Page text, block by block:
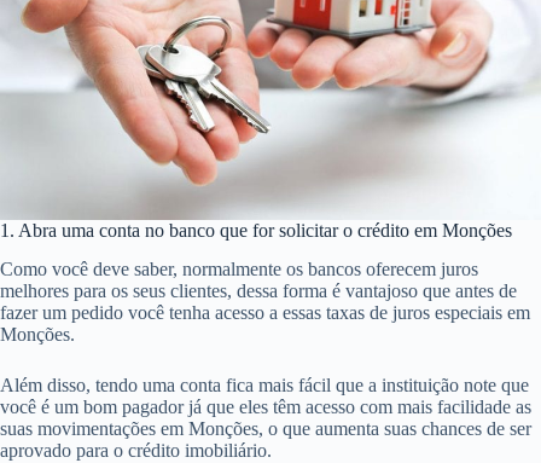
1. Abra uma conta no banco que for solicitar o crédito em Monções
Como você deve saber, normalmente os bancos oferecem juros
melhores para os seus clientes, dessa forma é vantajoso que antes de
fazer um pedido você tenha acesso a essas taxas de juros especiais em
Monções.
Além disso, tendo uma conta fica mais fácil que a instituição note que
você é um bom pagador já que eles têm acesso com mais facilidade as
suas movimentações em Monções, o que aumenta suas chances de ser
aprovado para o crédito imobiliário.